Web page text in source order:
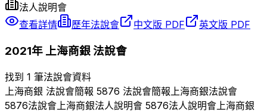
法人說明會
查看詳情
歷年法說會 中文版 PDF 英文版 PDF
2021年 上海商銀法說會
找到 1 筆法說會資料
上海商銀 法說會簡報 5876 法說會簡報上海商銀法說會
5876法說會上海商銀法人說明會 5876法人說明會上海商銀